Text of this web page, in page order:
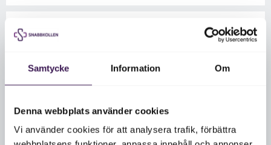
Samtycke Information Om
Denna webbplats använder cookies
Vi använder cookies för att analysera trafik, förbättra
Ingår en läkarkommentar i mitt provsvar?
Hur ser jag mina tidigare provsvar?